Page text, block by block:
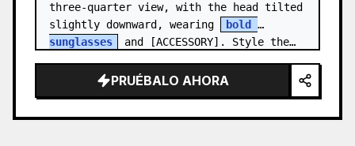
three-quarter view, with the head tilted
slightly downward, wearing
bold
sunglasses
and [ACCESSORY]. Style the…
PRUÉBALO AHORA